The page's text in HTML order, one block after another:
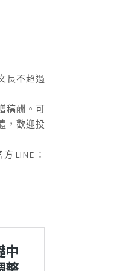
長不超過
稿酬。可
，歡迎投
LINE：